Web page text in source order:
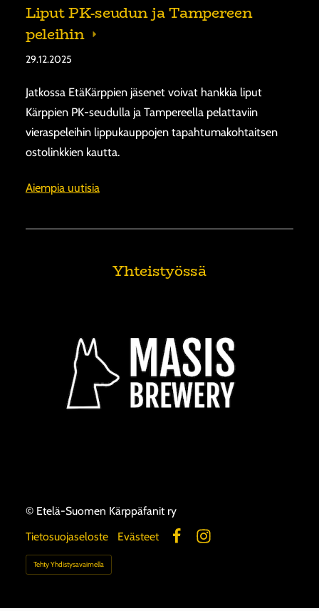
Liput PK-seudun ja Tampereen
peleihin
29.12.2025
Jatkossa EtäKärppien jäsenet voivat hankkia liput
Kärppien PK-seudulla ja Tampereella pelattaviin
vieraspeleihin lippukauppojen tapahtumakohtaitsen
ostolinkkien kautta.
Aiempia uutisia
Yhteistyössä
© Etelä-Suomen Kärppäfanit ry
Tietosuojaseloste
Evästeet
Tehty Yhdistysavaimella